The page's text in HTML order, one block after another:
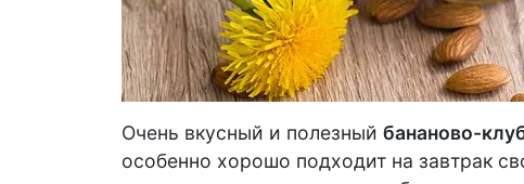
Очень вкусный и полезный бананово-
особенно хорошо подходит на завтрак